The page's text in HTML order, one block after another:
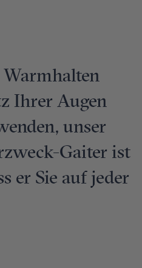
Ihrer Augen
unser
Gaiter ist
er Sie auf jeder